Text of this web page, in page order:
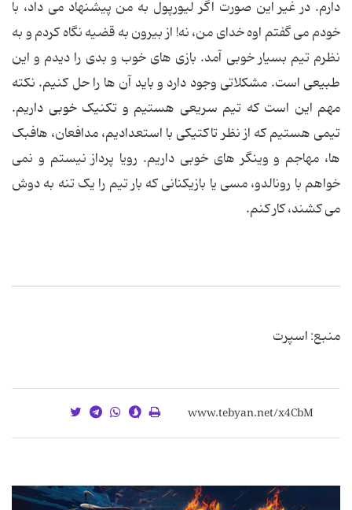
دارم. در غیر این صورت اگر لیورپول به من پیشنهاد می داد، با
خودم می گفتم اوه خدای من، نه! از بیرون به قضیه نگاه کردم و به
نظرم تیم بسیار خوبی آمد. بازی های خوب و بدی را دیدم و این
طبیعی است. مشکلاتی وجود دارد و باید آن ها را حل کنیم. نکته
مهم این است که تیم سریعی هستیم و تکنیک خوبی داریم.
تیمی هستیم که از نظر تاکتیکی با استعدادیم، مدافعان، هافبک
ها، مهاجم و وینگر های خوبی داریم. رویا پرداز نیستم و نمی
خواهم با رونالدو، مسی یا بازیکنانی که بار تیم را یک تنه به دوش
می کشند، کار کنم.
منبع: اسپرت